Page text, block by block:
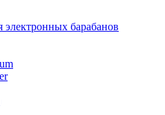
барабанов